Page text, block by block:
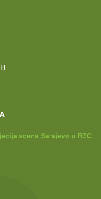
scena Sarajevo u RZC